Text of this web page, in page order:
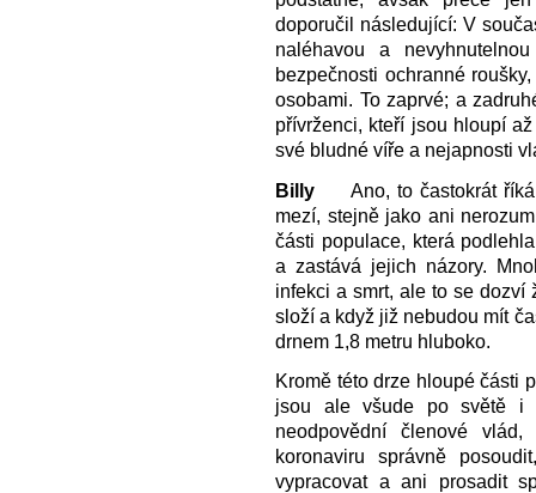
doporučil následující: V
naléhavou a
bezpečnosti ochranné
osobami. To zaprvé; a
přívrženci, kteří jsou hloupí
své bludné víře a nejapnosti
Billy Ano, to častokrát
mezí, stejně jako ani
části populace, která
a zastává jejich názory.
infekci a smrt, ale to se dozví
složí a když již nebudou mít
drnem 1,8 metru hluboko.
Kromě této drze hloupé části
jsou ale všude po světě i
neodpovědní členové
koronaviru správně
vypracovat a ani prosadit